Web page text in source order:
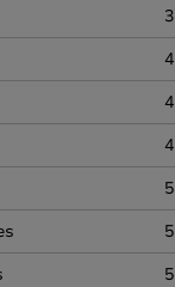
3
4
4
4
5
5
5